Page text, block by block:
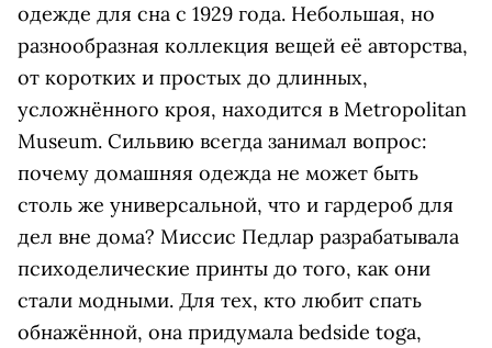
одежде для сна с 1929 года. Небольшая, но
разнообразная коллекция вещей её авторства,
от коротких и простых до длинных,
усложнённого кроя, находится в Metropolitan
Museum. Сильвию всегда занимал вопрос:
почему домашняя одежда не может быть
столь же универсальной, что и гардероб для
дел вне дома? Миссис Педлар разрабатывала
психоделические принты до того, как они
стали модными. Для тех, кто любит спать
обнажённой, она придумала bedside toga,